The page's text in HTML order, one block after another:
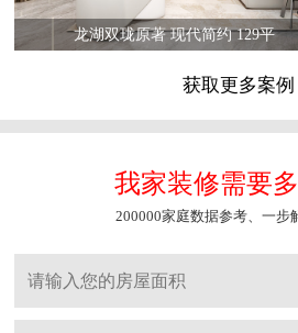
龙湖双珑原著 现代简约 129平
获取更多案例
我家装修需要
200000家庭数据参考、一步